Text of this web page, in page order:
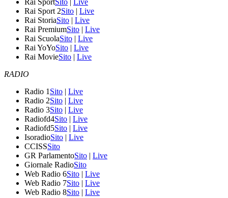
Rai SportSito | Live
Rai Sport 2Sito | Live
Rai StoriaSito | Live
Rai PremiumSito | Live
Rai ScuolaSito | Live
Rai YoYoSito | Live
Rai MovieSito | Live
RADIO
Radio 1 Sito | Live
Radio 2Sito | Live
Radio 3Sito | Live
Radiofd4Sito | Live
Radiofd5Sito | Live
IsoradioSito | Live
CCISSSito
GR ParlamentoSito | Live
Giornale RadioSito
Web Radio 6Sito | Live
Web Radio 7Sito | Live
Web Radio 8Sito | Live